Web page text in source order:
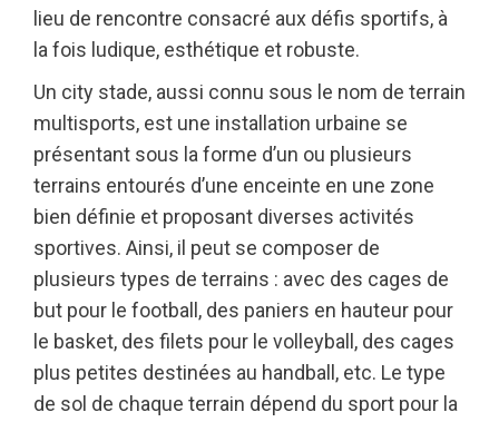
lieu de rencontre consacré aux défis sportifs, à
la fois ludique, esthétique et robuste.
Un city stade, aussi connu sous le nom de terrain
multisports, est une installation urbaine se
présentant sous la forme d’un ou plusieurs
terrains entourés d’une enceinte en une zone
bien définie et proposant diverses activités
sportives. Ainsi, il peut se composer de
plusieurs types de terrains : avec des cages de
but pour le football, des paniers en hauteur pour
le basket, des filets pour le volleyball, des cages
plus petites destinées au handball, etc. Le type
de sol de chaque terrain dépend du sport pour la